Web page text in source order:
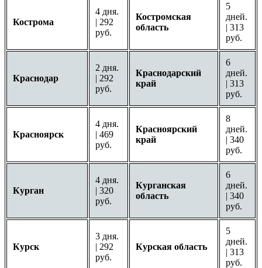
Кострома
4 дня.
| 292
руб.
Костромская
область
5
дней.
| 313
руб.
Краснодар
2 дня.
| 292
руб.
Краснодарский
край
6
дней.
| 313
руб.
Красноярск
4 дня.
| 469
руб.
Красноярский
край
8
дней.
| 340
руб.
Курган
4 дня.
| 320
руб.
Курганская
область
6
дней.
| 340
руб.
Курск
3 дня.
| 292
руб.
Курская область
5
дней.
| 313
руб.